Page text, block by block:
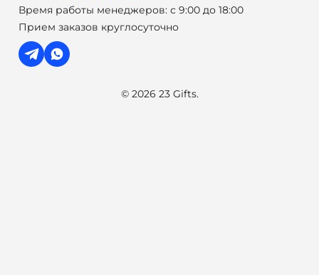
Время работы менеджеров: с 9:00 до 18:00
Прием заказов круглосуточно
© 2026 23 Gifts.